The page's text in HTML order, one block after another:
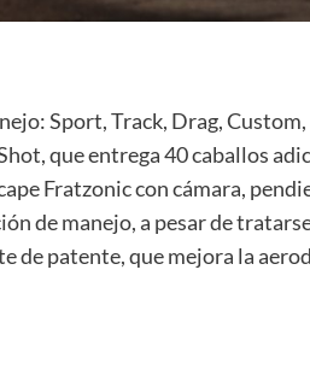
Sport, Track, Drag,
que entrega 40 caballos
Fratzonic con cámara,
de manejo, a pesar de
de patente, que mejora la